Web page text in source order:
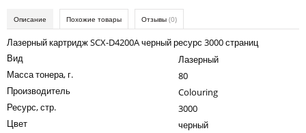
Kodak
Konica Minolta
Lexmark
OKI
Описание Похожие товары Отзывы (0)
Лазерный картридж SCX-D4200A черный ресурс 3000 страниц
Вид
Лазерный
Масса тонера, г.
80
Производитель
Colouring
Ресурс, стр.
3000
Цвет
черный